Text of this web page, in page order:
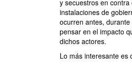
y secuestros en
instalaciones de
ocurren antes,
pensar en el impacto
dichos actores.
Lo más interesante es